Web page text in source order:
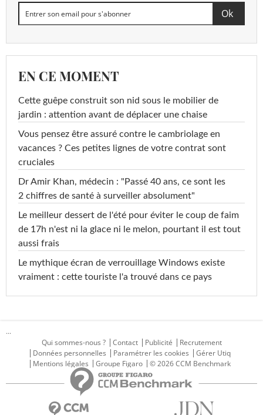
EN CE MOMENT
Cette guêpe construit son nid sous le mobilier de
jardin : attention avant de déplacer une chaise
Vous pensez être assuré contre le cambriolage en
vacances ? Ces petites lignes de votre contrat sont
cruciales
Dr Amir Khan, médecin : "Passé 40 ans, ce sont les
2 chiffres de santé à surveiller absolument"
Le meilleur dessert de l'été pour éviter le coup de faim
de 17h n'est ni la glace ni le melon, pourtant il est tout
aussi frais
Le mythique écran de verrouillage Windows existe
vraiment : cette touriste l'a trouvé dans ce pays
...
Qui sommes-nous ?
Contact Publicité
Recrutement
Données personnelles
Paramétrer les cookies
Gérer Utiq
Mentions légales
Groupe Figaro © 2026 CCM Benchmark